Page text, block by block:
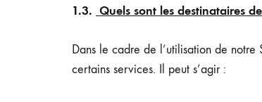
1.3. Quels sont les destinataires
Dans le cadre de l’utilisation de
certains services. Il peut s’agir :